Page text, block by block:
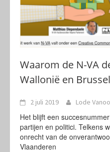
Waarom de N-VA
Wallonië en
2 juli 2019 Lode
Het blijft een
partijen en politici. Telkens
onrecht van de
Vlaanderen